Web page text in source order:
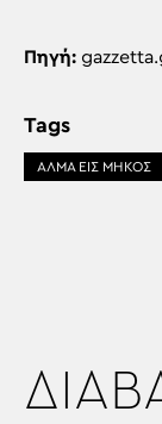
Πηγή:
Tags
ΑΛΜΑ ΕΙΣ ΜΗΚΟΣ